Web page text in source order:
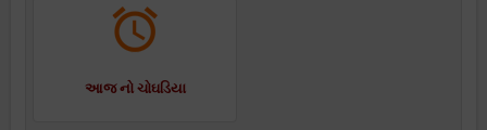
આજ નો ચોઘડિયા